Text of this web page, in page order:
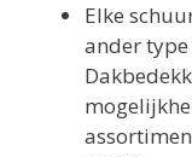
Elke
ander